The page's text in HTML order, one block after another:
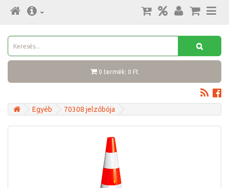
0 termék: 0 Ft
Egyéb 70308 jelzőbója